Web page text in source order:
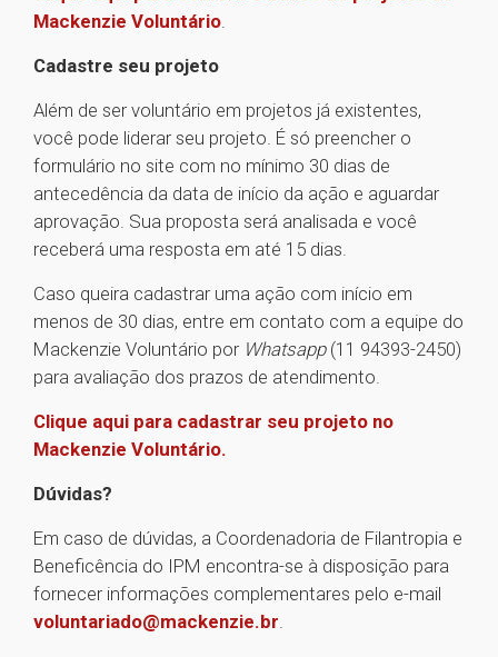
Mackenzie Voluntário.
Cadastre seu projeto
Além de ser voluntário em projetos já existentes,
você pode liderar seu projeto. É só preencher o
formulário no site com no mínimo 30 dias de
antecedência da data de início da ação e aguardar
aprovação. Sua proposta será analisada e você
receberá uma resposta em até 15 dias.
Caso queira cadastrar uma ação com início em
menos de 30 dias, entre em contato com a equipe do
Mackenzie Voluntário por Whatsapp (11 94393-2450)
para avaliação dos prazos de atendimento.
Clique aqui para cadastrar seu projeto no
Mackenzie Voluntário.
Dúvidas?
Em caso de dúvidas, a Coordenadoria de Filantropia e
Beneficência do IPM encontra-se à disposição para
fornecer informações complementares pelo e-mail
voluntariado@mackenzie.br.
1